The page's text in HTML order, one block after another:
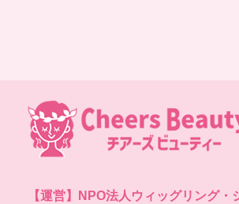
【運営】
NPO法人ウィッグリング・